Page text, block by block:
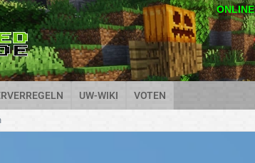
UW-WIKI VOTEN
ONLINE